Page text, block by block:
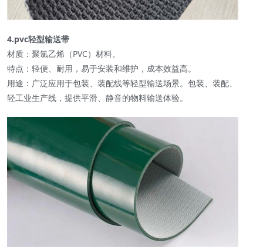
4.pvc轻型输送带
材质：聚氯乙烯（PVC）材料。
特点：轻便、耐用，易于安装和维护，成本效益高。
用途：广泛应用于包装、装配线等轻型输送场景。包装、装配、
轻工业生产线，提供平滑、静音的物料输送体验。